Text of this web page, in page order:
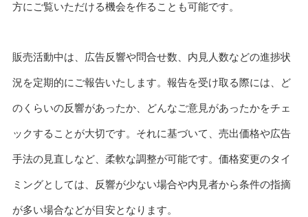
方にご覧いただける機会を作ることも可能です。
販売活動中は、広告反響や問合せ数、内見人数などの進捗状
況を定期的にご報告いたします。報告を受け取る際には、ど
のくらいの反響があったか、どんなご意見があったかをチェ
ックすることが大切です。それに基づいて、売出価格や広告
手法の見直しなど、柔軟な調整が可能です。価格変更のタイ
ミングとしては、反響が少ない場合や内見者から条件の指摘
が多い場合などが目安となります。